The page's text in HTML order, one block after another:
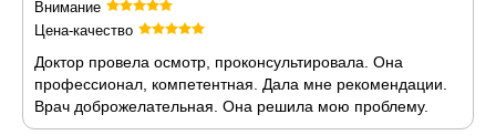
Внимание
Цена-качество
Доктор провела осмотр, проконсультировала. Она
профессионал, компетентная. Дала мне рекомендации.
Врач доброжелательная. Она решила мою проблему.